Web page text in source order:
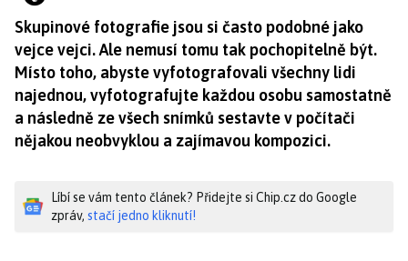
Skupinové fotografie jsou si často podobné jako
vejce vejci. Ale nemusí tomu tak pochopitelně být.
Místo toho, abyste vyfotografovali všechny lidi
najednou, vyfotografujte každou osobu samostatně
a následně ze všech snímků sestavte v počítači
nějakou neobvyklou a zajímavou kompozici.
Líbí se vám tento článek? Přidejte si Chip.cz do Google
zpráv, stačí jedno kliknutí!